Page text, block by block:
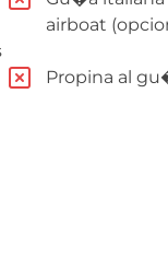
airboat
Propina al